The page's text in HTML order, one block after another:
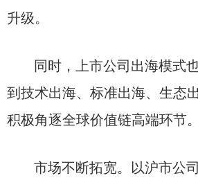
升级。
同时，上市公司出海模式
到技术出海、标准出海、生态
积极角逐全球价值链高端环节。
市场不断拓宽。以沪市公